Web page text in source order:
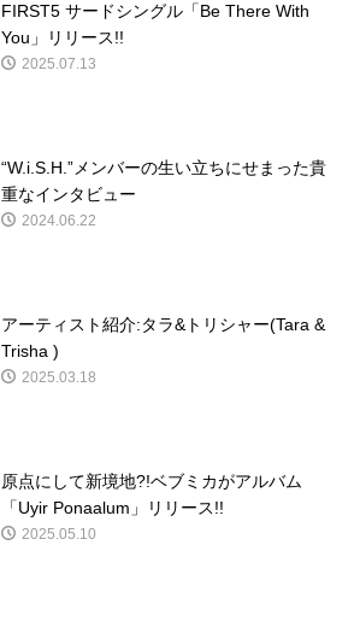
FIRST5 サードシングル「Be There With
You」リリース!!
2025.07.13
“W.i.S.H.”メンバーの生い立ちにせまった貴
重なインタビュー
2024.06.22
アーティスト紹介:タラ&トリシャー(Tara &
Trisha )
2025.03.18
原点にして新境地?!ベブミカがアルバム
「Uyir Ponaalum」リリース!!
2025.05.10